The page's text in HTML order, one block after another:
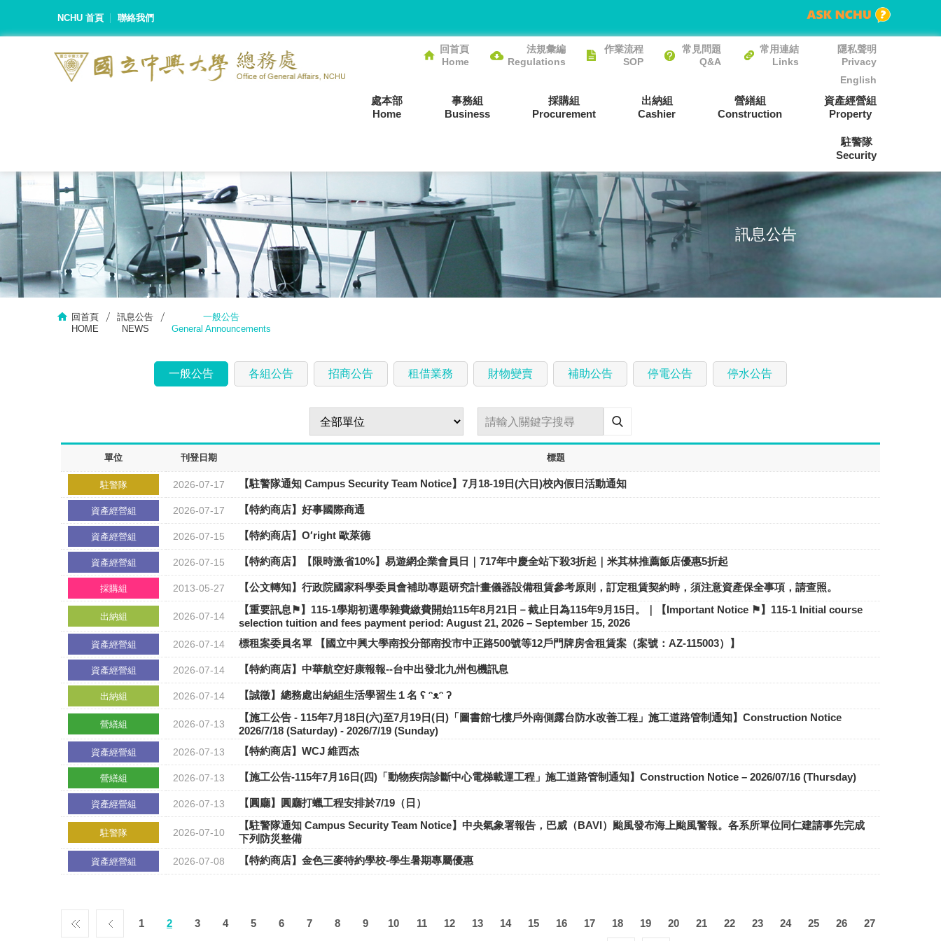
NCHU 首頁 聯絡我們
回首頁
Home
法規彙編
Regulations
作業流程
SOP
常見問題
Q&A
常用連結
Links
隱私聲明
Privacy
English
處本部
Home
事務組
Business
採購組
Procurement
出納組
Cashier
營繕組
Construction
資產經營組
Property
駐警隊
Security
訊息公告
回首頁
HOME
訊息公告
NEWS
一般公告
General Announcements
一般公告 各組公告 招商公告 租借業務 財物變賣 補助公告 停電公告 停水公告
單位 刊登日期 標題
駐警隊 2026-07-17 【駐警隊通知 Campus Security Team Notice】7月18-19日(六日)校內假日活動通知
資產經營組 2026-07-17 【特約商店】好事國際商通
資產經營組 2026-07-15 【特約商店】O′right 歐萊德
資產經營組 2026-07-15 【特約商店】【限時激省10%】易遊網企業會員日｜717年中慶全站下殺3折起｜米其林推薦飯店優惠5折起
採購組 2013-05-27 【公文轉知】行政院國家科學委員會補助專題研究計畫儀器設備租賃參考原則，訂定租賃契約時，須注意資產保全事項，請查照。
出納組 2026-07-14
【重要訊息⚑】115-1學期初選學雜費繳費開始115年8月21日－截止日為115年9月15日。｜【Important Notice ⚑】115-1 Initial course
selection tuition and fees payment period: August 21, 2026 – September 15, 2026
資產經營組 2026-07-14 標租案委員名單 【國立中興大學南投分部南投市中正路500號等12戶門牌房舍租賃案（案號：AZ-115003）】
資產經營組 2026-07-14 【特約商店】中華航空好康報報--台中出發北九州包機訊息
出納組 2026-07-14 【誠徵】總務處出納組生活學習生１名 ʕ ᵔᴥᵔ ʔ
營繕組 2026-07-13
【施工公告 - 115年7月18日(六)至7月19日(日)「圖書館七樓戶外南側露台防水改善工程」施工道路管制通知】Construction Notice
2026/7/18 (Saturday) - 2026/7/19 (Sunday)
資產經營組 2026-07-13 【特約商店】WCJ 維西杰
營繕組 2026-07-13 【施工公告-115年7月16日(四)「動物疾病診斷中心電梯載運工程」施工道路管制通知】Construction Notice – 2026/07/16 (Thursday)
資產經營組 2026-07-13 【圓廳】圓廳打蠟工程安排於7/19（日）
駐警隊 2026-07-10
【駐警隊通知 Campus Security Team Notice】中央氣象署報告，巴威（BAVI）颱風發布海上颱風警報。各系所單位同仁建請事先完成
下列防災整備
資產經營組 2026-07-08 【特約商店】金色三麥特約學校-學生暑期專屬優惠
1 2 3 4 5 6 7 8 9 10 11 12 13 14 15 16 17 18 19 20 21 22 23 24 25 26 27